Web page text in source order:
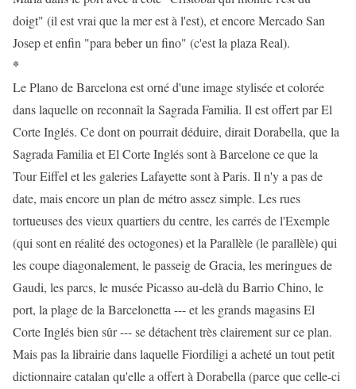
doigt" (il est vrai que la mer est à l'est), et encore Mercado San
Josep et enfin "para beber un fino" (c'est la plaza Real).
*
Le Plano de Barcelona est orné d'une image stylisée et colorée
dans laquelle on reconnaît la Sagrada Familia. Il est offert par El
Corte Inglés. Ce dont on pourrait déduire, dirait Dorabella, que la
Sagrada Familia et El Corte Inglés sont à Barcelone ce que la
Tour Eiffel et les galeries Lafayette sont à Paris. Il n'y a pas de
date, mais encore un plan de métro assez simple. Les rues
tortueuses des vieux quartiers du centre, les carrés de l'Exemple
(qui sont en réalité des octogones) et la Parallèle (le parallèle) qui
les coupe diagonalement, le passeig de Gracia, les meringues de
Gaudi, les parcs, le musée Picasso au-delà du Barrio Chino, le
port, la plage de la Barcelonetta --- et les grands magasins El
Corte Inglés bien sûr --- se détachent très clairement sur ce plan.
Mais pas la librairie dans laquelle Fiordiligi a acheté un tout petit
dictionnaire catalan qu'elle a offert à Dorabella (parce que celle-ci